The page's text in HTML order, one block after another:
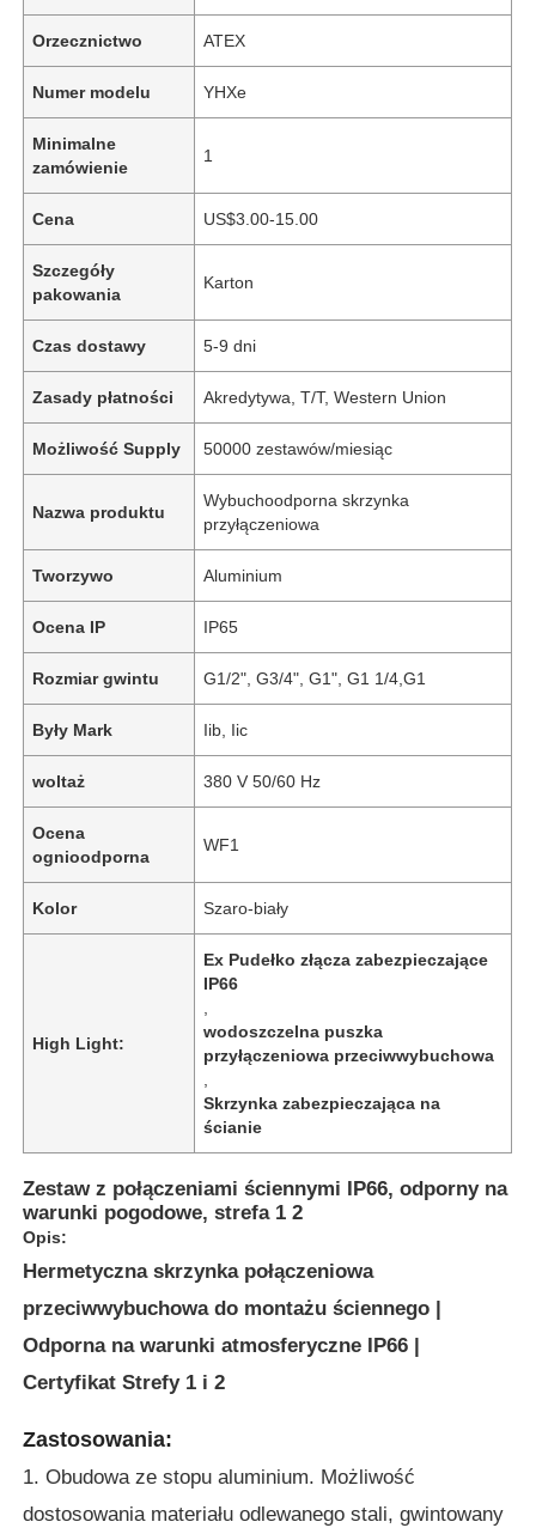
Orzecznictwo ATEX
Numer modelu YHXe
Minimalne
zamówienie
1
Cena US$3.00-15.00
Szczegóły
pakowania
Karton
Czas dostawy 5-9 dni
Zasady płatności Akredytywa, T/T, Western Union
Możliwość Supply 50000 zestawów/miesiąc
Nazwa produktu
Wybuchoodporna skrzynka
przyłączeniowa
Tworzywo Aluminium
Ocena IP IP65
Rozmiar gwintu G1/2", G3/4", G1", G1 1/4,G1
Były Mark Iib, Iic
woltaż 380 V 50/60 Hz
Ocena
ognioodporna
WF1
Kolor Szaro-biały
High Light:
Ex Pudełko złącza zabezpieczające
IP66
wodoszczelna puszka
przyłączeniowa przeciwwybuchowa
Skrzynka zabezpieczająca na
ścianie
Zestaw z połączeniami ściennymi IP66, odporny na
warunki pogodowe, strefa 1 2
Opis:
Hermetyczna skrzynka połączeniowa
przeciwwybuchowa do montażu ściennego |
Odporna na warunki atmosferyczne IP66 |
Certyfikat Strefy 1 i 2
Zastosowania:
1. Obudowa ze stopu aluminium. Możliwość
dostosowania materiału odlewanego stali, gwintowany